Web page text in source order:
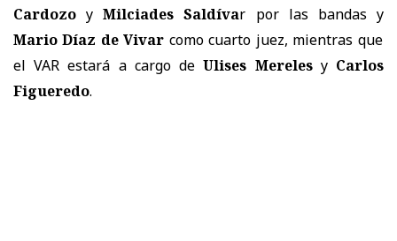
Cardozo yMilciades Saldívar por las bandas y
Mario Díaz de Vivar como cuarto juez, mientras que
el VAR estará a cargo deUlises MerelesyCarlos
Figueredo.